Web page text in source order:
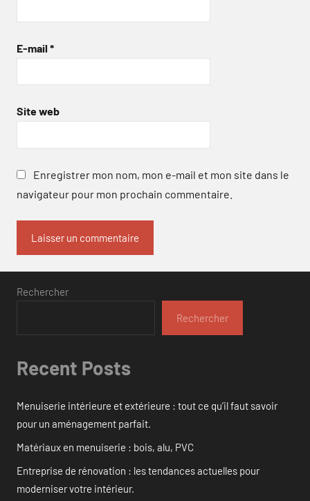
E-mail *
Site web
Enregistrer mon nom, mon e-mail et mon site dans le
navigateur pour mon prochain commentaire.
Rechercher
Rechercher
Recent Posts
Menuiserie intérieure et extérieure : tout ce qu’il faut savoir
pour un aménagement parfait.
Matériaux en menuiserie : bois, alu, PVC
Entreprise de rénovation : les tendances actuelles pour
moderniser votre intérieur.